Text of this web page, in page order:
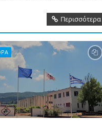
Περισσότερα